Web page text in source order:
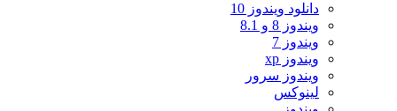
دانلود ویندوز 10
ویندوز 8 و 8.1
ویندوز 7
ویندوز xp
ویندوز سرور
لینوکس